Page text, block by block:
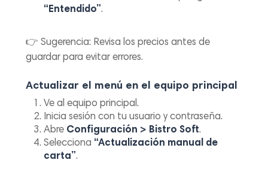
“Entendido”.
👉Sugerencia: Revisa los precios antes de
guardar para evitar errores.
Actualizar el menú en el equipo principal
Ve al equipo principal.
Inicia sesión con tu usuario y contraseña.
Abre Configuración > Bistro Soft.
Selecciona “Actualización manual de
carta”.